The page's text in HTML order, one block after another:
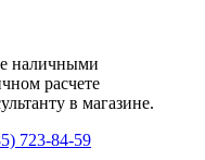
наличными
расчете
в магазине.
723-84-59